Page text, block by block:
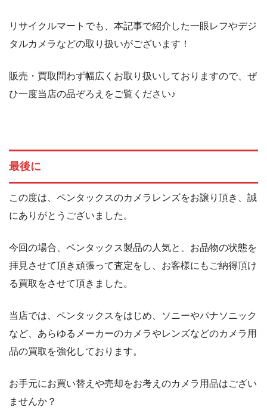
リサイクルマートでも、本記事で紹介した一眼レフやデジ
タルカメラなどの取り扱いがございます！
販売・買取問わず幅広くお取り扱いしておりますので、ぜ
ひ一度当店の品ぞろえをご覧ください♪
最後に
この度は、ペンタックスのカメラレンズをお譲り頂き、誠
にありがとうございました。
今回の場合、ペンタックス製品の人気と、お品物の状態を
拝見させて頂き頑張って査定をし、お客様にもご納得頂け
る買取をさせて頂きました。
当店では、ペンタックスをはじめ、ソニーやパナソニック
など、あらゆるメーカーのカメラやレンズなどのカメラ用
品の買取を強化しております。
お手元にお買い替えや売却をお考えのカメラ用品はござい
ませんか？